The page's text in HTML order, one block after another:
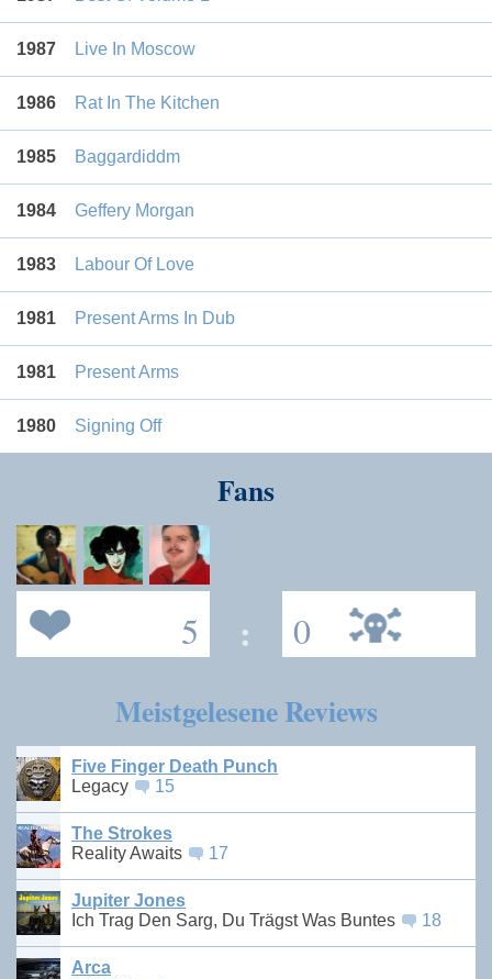
1987 Live In Moscow
1986 Rat In The Kitchen
1985 Baggardiddm
1984 Geffery Morgan
1983 Labour Of Love
1981 Present Arms In Dub
1981 Present Arms
1980 Signing Off
Fans
5 : 0
Meistgelesene Reviews
Five Finger Death Punch
Legacy
15
The Strokes
Reality Awaits
17
Jupiter Jones
Ich Trag Den Sarg, Du Trägst Was Buntes
18
Arca